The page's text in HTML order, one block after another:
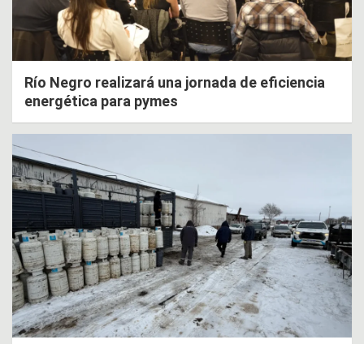
Río Negro realizará una jornada de eficiencia
energética para pymes